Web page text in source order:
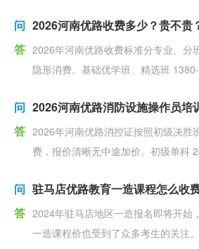
问 2026河南优路收费多少？贵不贵
答 2026年河南优路收费标准分专业、分
隐形消费。基础优学班、精选班
问 2026河南优路消防设施操作员培
答 2026年河南优路消控证按照初级决胜
费，报价清晰无中途加价。初级单科
问 驻马店优路教育一造课程怎么收
答 2024年驻马店地区一造报名即将开始
一造课程价也受到了众多考生的关注